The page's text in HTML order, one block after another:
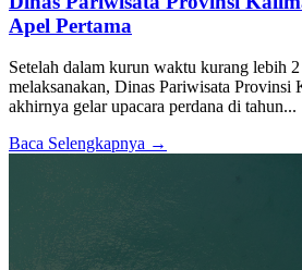
Apel Pertama
Setelah dalam kurun waktu kurang lebih
melaksanakan, Dinas Pariwisata Provinsi
akhirnya gelar upacara perdana di tahun...
Baca Selengkapnya →